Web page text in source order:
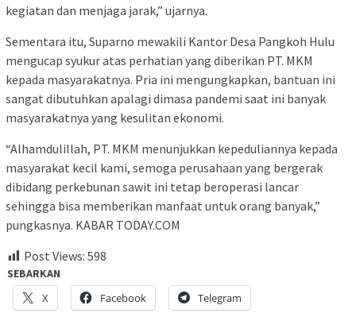
kegiatan dan menjaga jarak,” ujarnya.
Sementara itu, Suparno mewakili Kantor Desa Pangkoh Hulu
mengucap syukur atas perhatian yang diberikan PT. MKM
kepada masyarakatnya. Pria ini mengungkapkan, bantuan ini
sangat dibutuhkan apalagi dimasa pandemi saat ini banyak
masyarakatnya yang kesulitan ekonomi.
“Alhamdulillah, PT. MKM menunjukkan kepeduliannya kepada
masyarakat kecil kami, semoga perusahaan yang bergerak
dibidang perkebunan sawit ini tetap beroperasi lancar
sehingga bisa memberikan manfaat untuk orang banyak,”
pungkasnya. KABAR TODAY.COM
Post Views: 598
SEBARKAN
X
Facebook Telegram